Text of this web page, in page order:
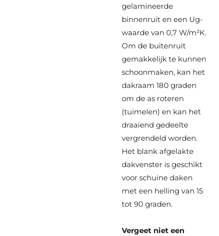
gelamineerde
binnenruit en een Ug-
waarde van 0,7 W/m²K.
Om de buitenruit
gemakkelijk te kunnen
schoonmaken, kan het
dakraam 180 graden
om de as roteren
(tuimelen) en kan het
draaiend gedeelte
vergrendeld worden.
Het blank afgelakte
dakvenster is geschikt
voor schuine daken
met een helling van 15
tot 90 graden.
Vergeet niet een